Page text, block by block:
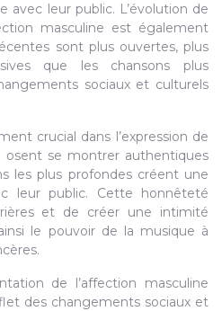
avec leur public. L’évolution de
masculine est également
sont plus ouvertes, plus
que les chansons plus
sociaux et culturels
crucial dans l’expression de
osent se montrer authentiques
les plus profondes créent une
leur public. Cette honnêteté
et de créer une intimité
le pouvoir de la musique à
de l’affection masculine
des changements sociaux et